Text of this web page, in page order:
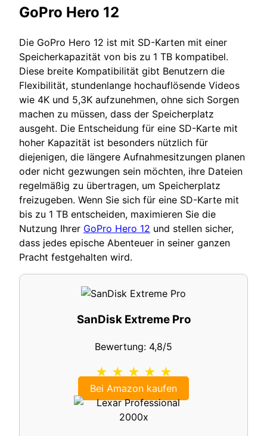
GoPro Hero 12
Die GoPro Hero 12 ist mit SD-Karten mit einer
Speicherkapazität von bis zu 1 TB kompatibel.
Diese breite Kompatibilität gibt Benutzern die
Flexibilität, stundenlange hochauflösende Videos
wie 4K und 5,3K aufzunehmen, ohne sich Sorgen
machen zu müssen, dass der Speicherplatz
ausgeht. Die Entscheidung für eine SD-Karte mit
hoher Kapazität ist besonders nützlich für
diejenigen, die längere Aufnahmesitzungen planen
oder nicht gezwungen sein möchten, ihre Dateien
regelmäßig zu übertragen, um Speicherplatz
freizugeben. Wenn Sie sich für eine SD-Karte mit
bis zu 1 TB entscheiden, maximieren Sie die
Nutzung Ihrer GoPro Hero 12 und stellen sicher,
dass jedes epische Abenteuer in seiner ganzen
Pracht festgehalten wird.
SanDisk Extreme Pro
Bewertung: 4,8/5
★ ★ ★ ★ ★
Bei Amazon kaufen